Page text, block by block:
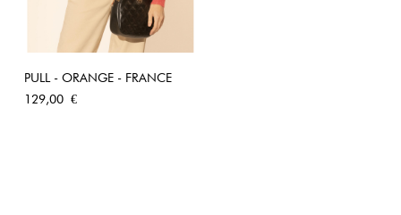
PULL - ORANGE - FRANCE
Prix
129,00 €